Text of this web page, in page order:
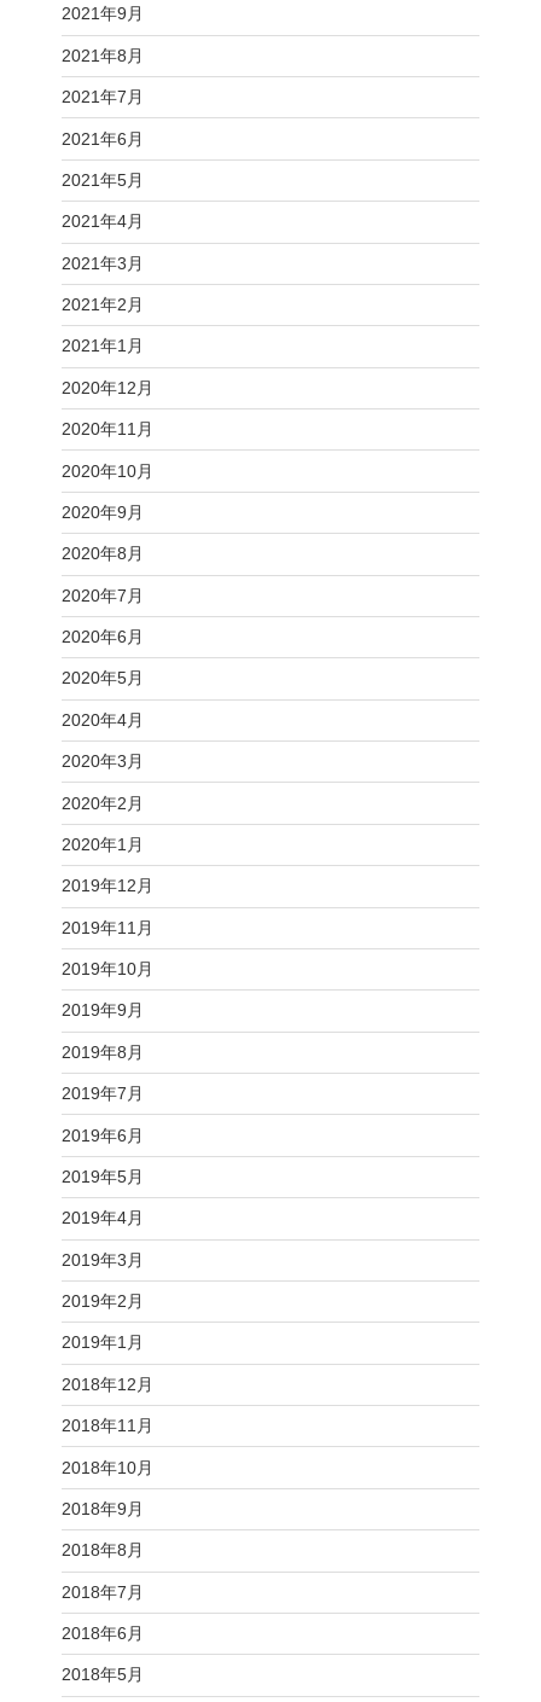
2021年9月
2021年8月
2021年7月
2021年6月
2021年5月
2021年4月
2021年3月
2021年2月
2021年1月
2020年12月
2020年11月
2020年10月
2020年9月
2020年8月
2020年7月
2020年6月
2020年5月
2020年4月
2020年3月
2020年2月
2020年1月
2019年12月
2019年11月
2019年10月
2019年9月
2019年8月
2019年7月
2019年6月
2019年5月
2019年4月
2019年3月
2019年2月
2019年1月
2018年12月
2018年11月
2018年10月
2018年9月
2018年8月
2018年7月
2018年6月
2018年5月